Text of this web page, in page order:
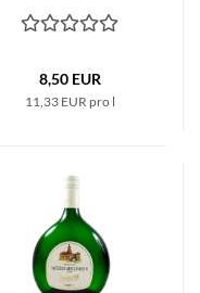
8,50 EUR
11,33 EUR pro l